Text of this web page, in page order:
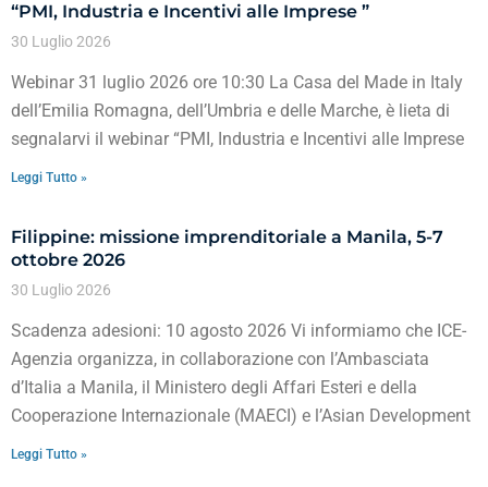
“PMI, Industria e Incentivi alle Imprese ”
30 Luglio 2026
Webinar 31 luglio 2026 ore 10:30 La Casa del Made in Italy
dell’Emilia Romagna, dell’Umbria e delle Marche, è lieta di
segnalarvi il webinar “PMI, Industria e Incentivi alle Imprese
Leggi Tutto »
Filippine: missione imprenditoriale a Manila, 5-7
ottobre 2026
30 Luglio 2026
Scadenza adesioni: 10 agosto 2026 Vi informiamo che ICE-
Agenzia organizza, in collaborazione con l’Ambasciata
d’Italia a Manila, il Ministero degli Affari Esteri e della
Cooperazione Internazionale (MAECI) e l’Asian Development
Leggi Tutto »